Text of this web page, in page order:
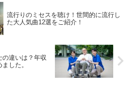
流行りのミセスを聴け！世間的に流行し
た大人気曲12選をご紹介！
違いは？年収
した。